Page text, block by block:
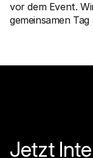
vor dem Event.
gemeinsamen
Jetzt